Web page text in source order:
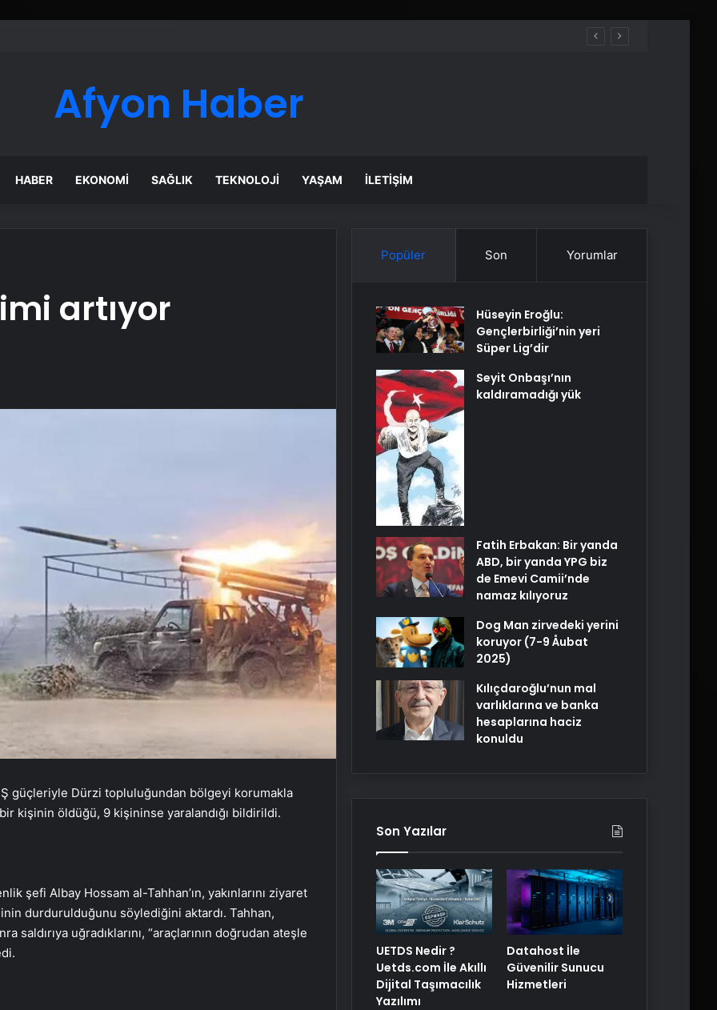
Taşımacılık Yazılımı
Afyon Haber
HABER EKONOMI SAĞLIK TEKNOLOJI YAŞAM İLETIŞIM
artıyor
güçleriyle Dürzi topluluğundan bölgeyi korumakla
kişinin öldüğü, 9 kişininse yaralandığı bildirildi.
şefi Albay Hossam al-Tahhan’ın, yakınlarını ziyaret
durdurulduğunu söylediğini aktardı. Tahhan,
saldırıya uğradıklarını, “araçlarının doğrudan ateşle
Popüler Son Yorumlar
Hüseyin Eroğlu:
Gençlerbirliği’nin yeri
Süper Lig’dir
Seyit Onbaşı’nın
kaldıramadığı yük
Fatih Erbakan: Bir yanda
ABD, bir yanda YPG biz
de Emevi Camii’nde
namaz kılıyoruz
Dog Man zirvedeki yerini
koruyor (7-9 Åubat
2025)
Kılıçdaroğlu’nun mal
varlıklarına ve banka
hesaplarına haciz
konuldu
Son Yazılar
UETDS Nedir ?
Uetds.com İle Akıllı
Dijital Taşımacılık
Yazılımı
Datahost İle
Güvenilir Sunucu
Hizmetleri